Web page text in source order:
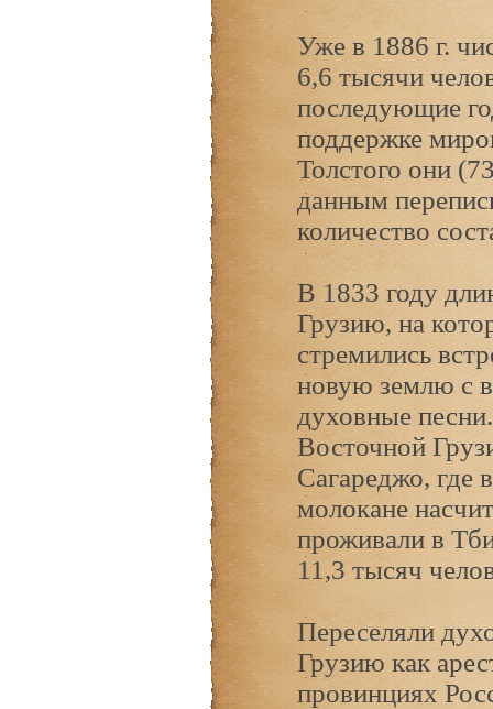
Уже в 1886 г.
6,6 тысячи
последующие
поддержке
Толстого они
данным
количество
В 1833 году
Грузию, на
стремились
новую землю с
духовные
Восточной
Сагареджо, где
молокане
проживали в
11,3 тысяч
Переселяли
Грузию как
провинциях